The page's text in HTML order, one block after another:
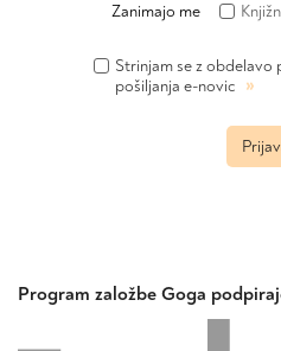
Zanimajo me
Strinjam se z obdelavo
pošiljanja e-novic »
Program založbe Goga